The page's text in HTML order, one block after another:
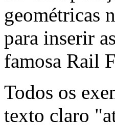
geométricas
para inserir
famosa Rail
Todos os
texto claro